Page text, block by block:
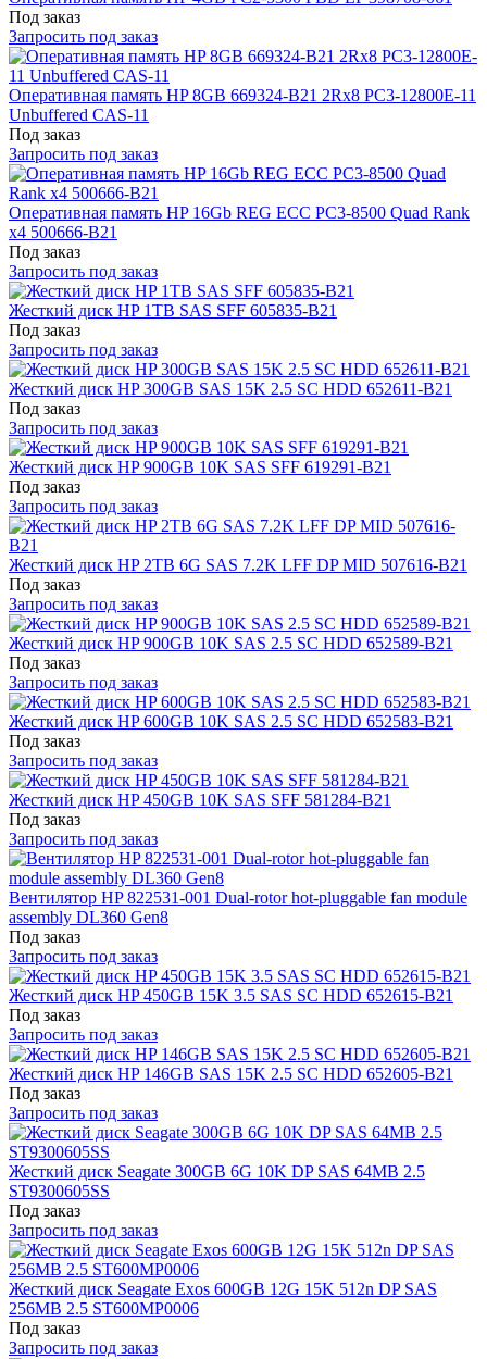
Под заказ
Запросить под заказ
Оперативная память HP 8GB 669324-B21 2Rx8 PC3-12800E-11
Unbuffered CAS-11
Под заказ
Запросить под заказ
Оперативная память HP 16Gb REG ECC PC3-8500 Quad Rank
x4 500666-B21
Под заказ
Запросить под заказ
Жесткий диск HP 1TB SAS SFF 605835-B21
Под заказ
Запросить под заказ
Жесткий диск HP 300GB SAS 15K 2.5 SC HDD 652611-B21
Под заказ
Запросить под заказ
Жесткий диск HP 900GB 10K SAS SFF 619291-B21
Под заказ
Запросить под заказ
Жесткий диск HP 2TB 6G SAS 7.2K LFF DP MID 507616-B21
Под заказ
Запросить под заказ
Жесткий диск HP 900GB 10K SAS 2.5 SC HDD 652589-B21
Под заказ
Запросить под заказ
Жесткий диск HP 600GB 10K SAS 2.5 SC HDD 652583-B21
Под заказ
Запросить под заказ
Жесткий диск HP 450GB 10K SAS SFF 581284-B21
Под заказ
Запросить под заказ
Вентилятор HP 822531-001 Dual-rotor hot-pluggable fan module
assembly DL360 Gen8
Под заказ
Запросить под заказ
Жесткий диск HP 450GB 15K 3.5 SAS SC HDD 652615-B21
Под заказ
Запросить под заказ
Жесткий диск HP 146GB SAS 15K 2.5 SC HDD 652605-B21
Под заказ
Запросить под заказ
Жесткий диск Seagate 300GB 6G 10K DP SAS 64MB 2.5
ST9300605SS
Под заказ
Запросить под заказ
Жесткий диск Seagate Exos 600GB 12G 15K 512n DP SAS
256MB 2.5 ST600MP0006
Под заказ
Запросить под заказ